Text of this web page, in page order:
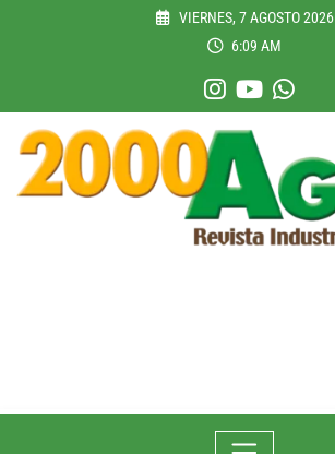
VIERNES, 7 AGOSTO 2026
6:09 AM